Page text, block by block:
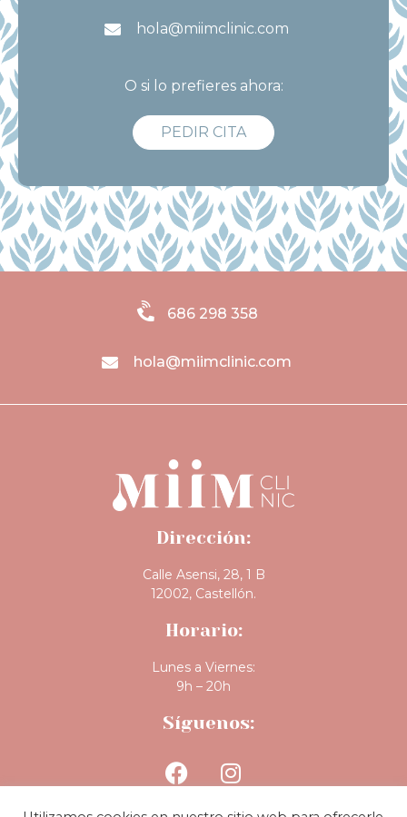
hola@miimclinic.com
O si lo prefieres ahora:
PEDIR CITA
686 298 358
hola@miimclinic.com
Dirección:
Calle Asensi, 28, 1 B
12002, Castellón.
Horario:
Lunes a Viernes:
9h – 20h
Síguenos: